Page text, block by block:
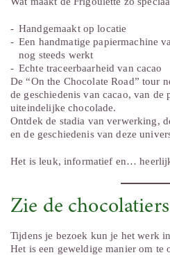
Handgemaakt op locatie
Een handmatige papiermachine
nog steeds werkt
Echte traceerbaarheid van cacao
De “On the Chocolate Road” tour
de geschiedenis van cacao, van de
uiteindelijke chocolade.
Ontdek de stadia van verwerking,
en de geschiedenis van deze
Het is leuk, informatief en…
Zie de
Tijdens je bezoek kun je het werk
Het is een geweldige manier om te